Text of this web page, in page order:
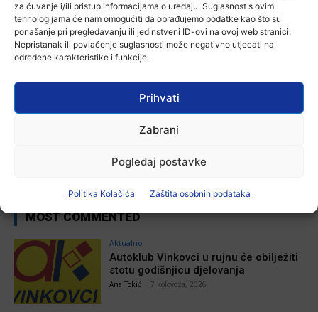
za čuvanje i/ili pristup informacijama o uređaju. Suglasnost s ovim
tehnologijama će nam omogućiti da obrađujemo podatke kao što su
ponašanje pri pregledavanju ili jedinstveni ID-ovi na ovoj web stranici.
Nepristanak ili povlačenje suglasnosti može negativno utjecati na
određene karakteristike i funkcije.
Prihvati
Zabrani
Pogledaj postavke
Politika Kolačića Zaštita osobnih podataka
MOST COMMENTED
Aktualno
Autoklub Vinkovci u rujnu će obilježiti
stotu godišnjicu djelovanja
Ana Tokić 7 kolovoza, 2026